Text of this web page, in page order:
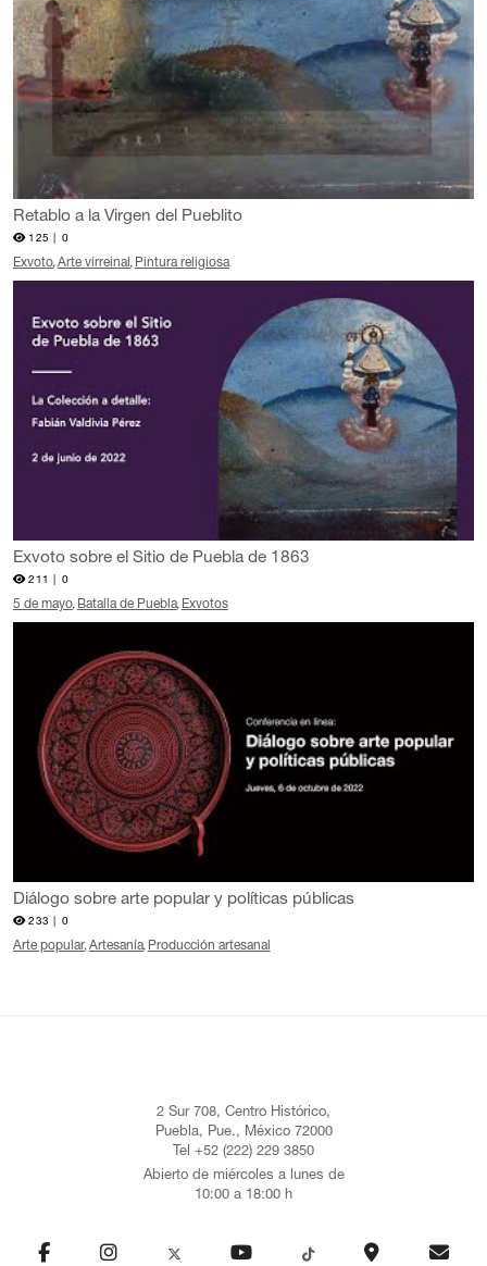
Retablo a la Virgen del Pueblito
125 | 0
Exvoto Arte virreinal Pintura religiosa
Exvoto sobre el Sitio de Puebla de 1863
211 | 0
5 de mayo Batalla de Puebla Exvotos
Diálogo sobre arte popular y políticas públicas
233 | 0
Arte popular Artesanía Producción artesanal
2 Sur 708, Centro Histórico,
Puebla, Pue., México 72000
Tel +52 (222) 229 3850
Abierto de miércoles a lunes de
10:00 a 18:00 h